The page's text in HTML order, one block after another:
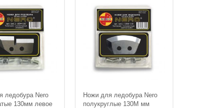
ледобура Nero
130мм левое
Ножи для ледобура Nero
полукруглые 130М мм